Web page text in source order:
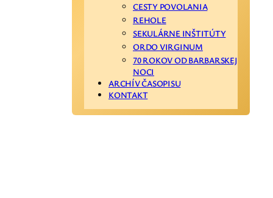
CESTY POVOLANIA
REHOLE
SEKULÁRNE INŠTITÚTY
ORDO VIRGINUM
70 ROKOV OD BARBARSKEJ
NOCI
ARCHÍV ČASOPISU
KONTAKT